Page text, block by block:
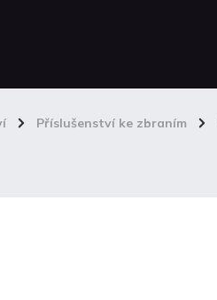
/ Příslušenství ke zbraním /